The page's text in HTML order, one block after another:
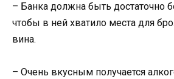
– Банка должна быть достаточно
чтобы в ней хватило места для
вина.
– Очень вкусным получается